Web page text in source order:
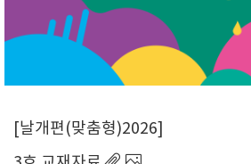
날개편(맞춤형)2026